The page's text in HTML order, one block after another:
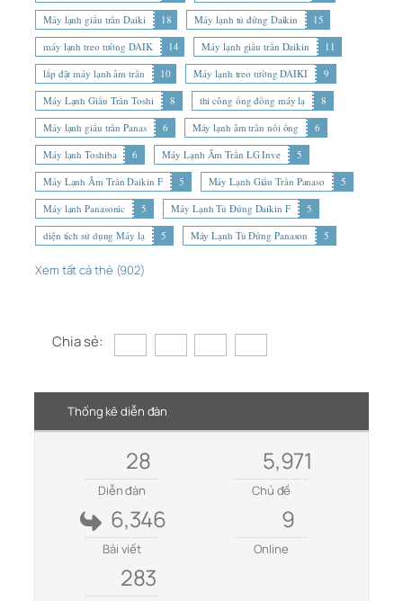
Máy lạnh giấu trần Daiki
18 Máy lạnh tủ đứng Daikin
15
máy lạnh treo tường DAIK
14 Máy lạnh giấu trần Daikin
11
lắp đặt máy lạnh âm trần
10 Máy lạnh treo tường DAIKI
9
Máy Lạnh Giấu Trần Toshi
8 thi công ống đồng máy lạ
8
Máy lạnh giấu trần Panas
6 Máy lạnh âm trần nối ống
6
Máy lạnh Toshiba
6 Máy Lạnh Âm Trần LG Inve
5
Máy Lạnh Âm Trần Daikin F
5 Máy Lạnh Giấu Trần Panaso
5
Máy lạnh Panasonic
5 Máy Lạnh Tủ Đứng Daikin F
5
diện tích sử dụng Máy lạ
5 Máy Lạnh Tủ Đứng Panason 5
Xem tất cả thẻ (902)
Chia sẻ:
Thống kê diễn đàn
28
Diễn đàn
5,971
Chủ đề
6,346
Bài viết
9
Online
283